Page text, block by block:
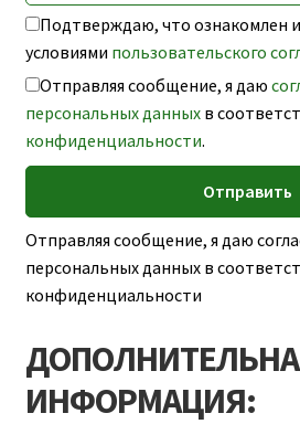
Подтверждаю, что ознакомлен и
условиями пользовательского
Отправляя сообщение, я даю
персональных данныхв
конфиденциальности.
Отправляя сообщение, я даю
персональных данных в
конфиденциальности
ИНФОРМАЦИЯ: